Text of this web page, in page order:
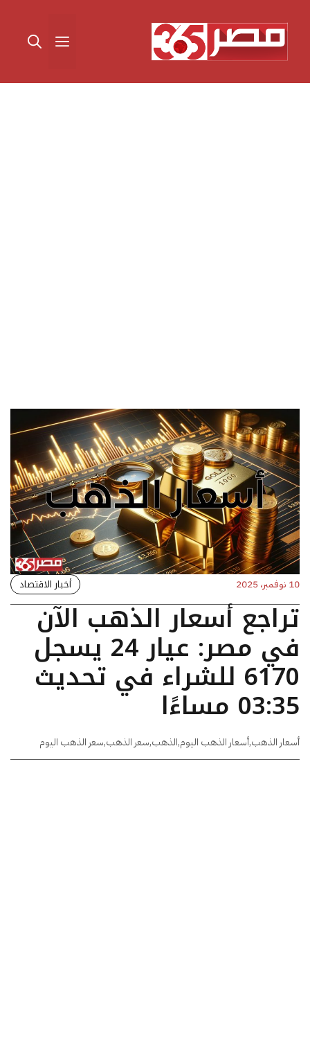
المحتوى القائمة
10 نوفمبر، 2025 أخبار الاقتصاد
تراجع أسعار الذهب الآن
في مصر: عيار 24 يسجل
6170 للشراء في تحديث
03:35 مساءًا
أسعار الذهب,أسعار الذهب اليوم,الذهب,سعر الذهب,سعر الذهب اليوم